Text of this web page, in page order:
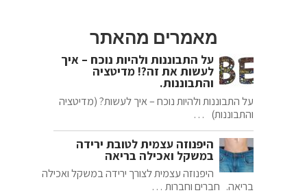
מאמרים מהאתר
על התבוננות ולהיות נוכח – איך
לעשות את זה?! מדיטציה
והתבוננות.
על התבוננות ולהיות נוכח – איך לעשות? (מדיטציה
והתבוננות) …
היפנוזה עצמית לטובת ירידה
במשקל ואכילה בריאה
היפנוזה עצמית לצורך ירידה במשקל ואכילה
בריאה. חברים וחברות …